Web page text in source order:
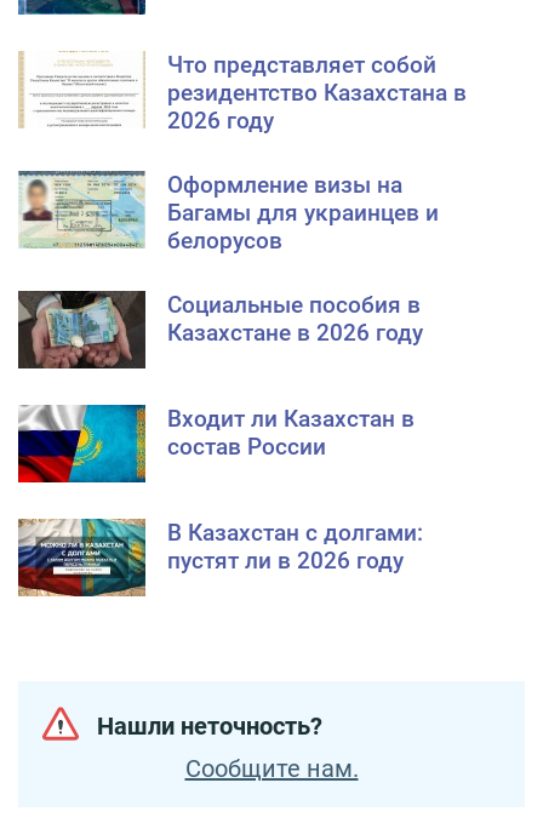
Что представляет собой
резидентство Казахстана в
2026 году
Оформление визы на
Багамы для украинцев и
белорусов
Социальные пособия в
Казахстане в 2026 году
Входит ли Казахстан в
состав России
В Казахстан с долгами:
пустят ли в 2026 году
Нашли неточность?
Сообщите нам.